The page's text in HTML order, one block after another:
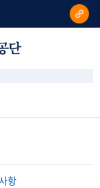
항